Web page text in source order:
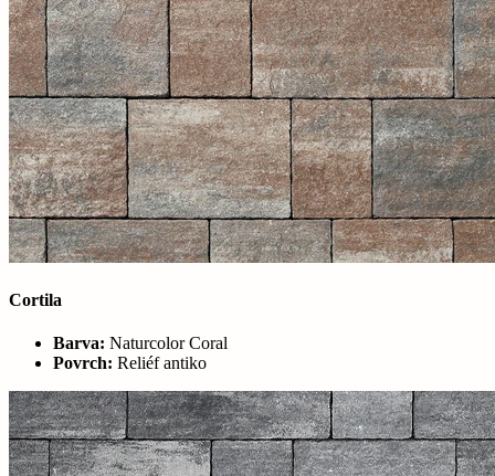
Cortila
Barva: Naturcolor Coral
Povrch: Reliéf antiko